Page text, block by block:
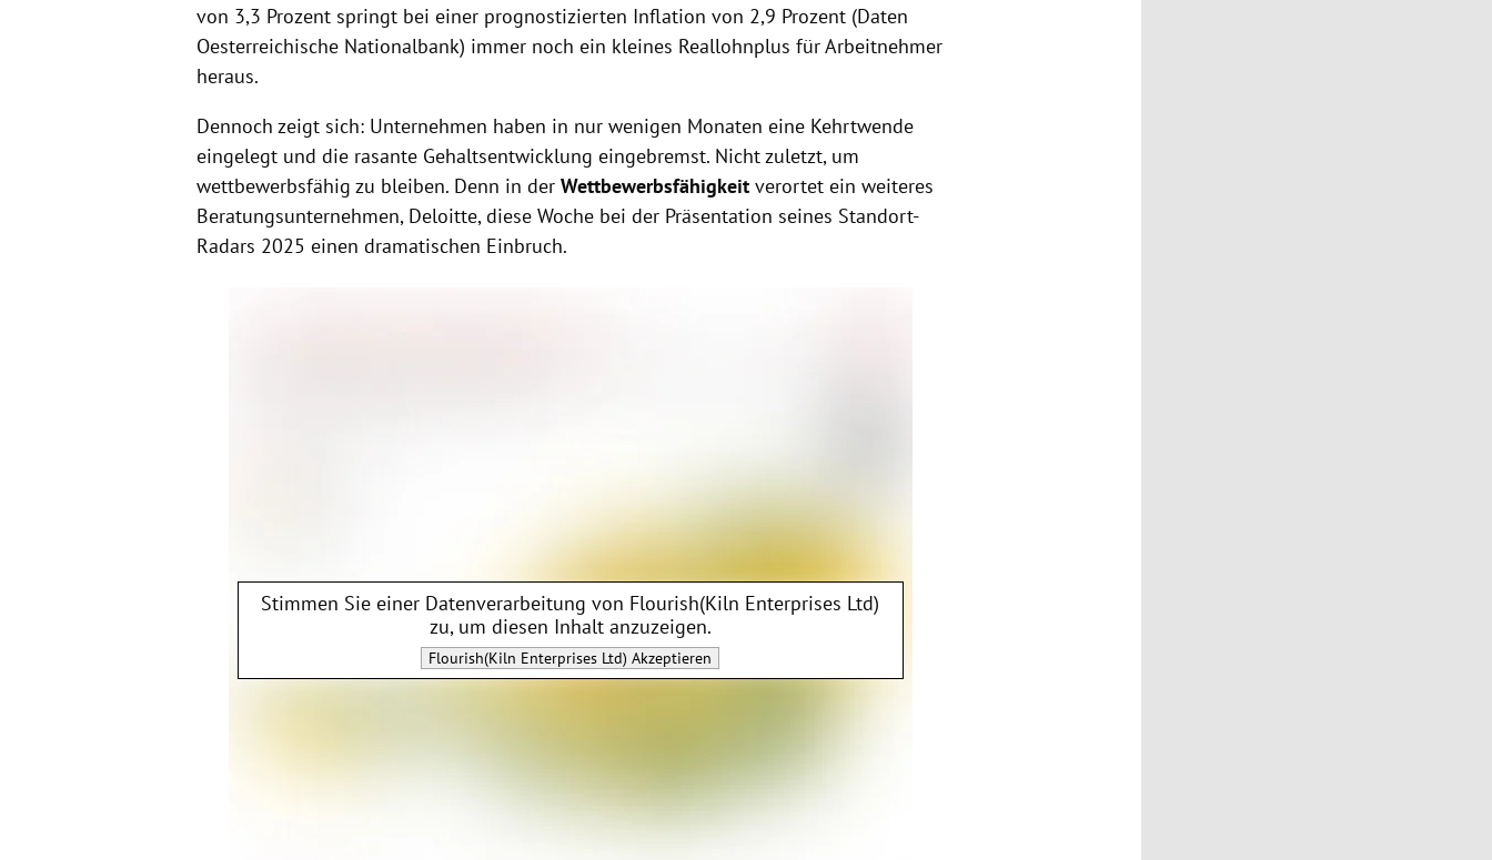
von 3,3 Prozent springt bei einer prognostizierten Inflation von 2,9 Prozent (Daten
Oesterreichische Nationalbank) immer noch ein kleines Reallohnplus für Arbeitnehmer
heraus.
Dennoch zeigt sich: Unternehmen haben in nur wenigen Monaten eine Kehrtwende
eingelegt und die rasante Gehaltsentwicklung eingebremst. Nicht zuletzt, um
wettbewerbsfähig zu bleiben. Denn in der Wettbewerbsfähigkeit verortet ein weiteres
Beratungsunternehmen, Deloitte, diese Woche bei der Präsentation seines Standort-
Radars 2025 einen dramatischen Einbruch.
Stimmen Sie einer Datenverarbeitung von Flourish(Kiln Enterprises Ltd)
zu, um diesen Inhalt anzuzeigen.
Flourish(Kiln Enterprises Ltd) Akzeptieren